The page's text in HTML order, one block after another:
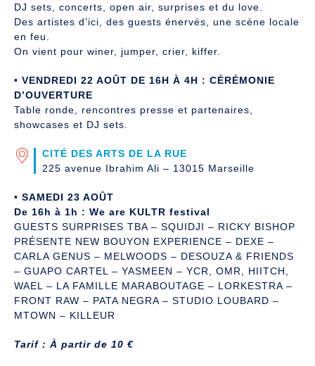
DJ sets, concerts, open air, surprises et du love.
Des artistes d’ici, des guests énervés, une scène locale
en feu.
On vient pour winer, jumper, crier, kiffer.
• VENDREDI 22 AOÛT DE 16H À 4H : CÉRÉMONIE
D’OUVERTURE
Table ronde, rencontres presse et partenaires,
showcases et DJ sets.
CITÉ DES ARTS DE LA RUE
225 avenue Ibrahim Ali – 13015 Marseille
• SAMEDI 23 AOÛT
De 16h à 1h : We are KULTR festival
GUESTS SURPRISES TBA – SQUIDJI – RICKY BISHOP
PRÉSENTE NEW BOUYON EXPERIENCE – DEXE –
CARLA GENUS – MELWOODS – DESOUZA & FRIENDS
– GUAPO CARTEL – YASMEEN – YCR, OMR, HIITCH,
WAEL – LA FAMILLE MARABOUTAGE – LORKESTRA –
FRONT RAW – PATA NEGRA – STUDIO LOUBARD –
MTOWN – KILLEUR
Tarif : À partir de 10 €